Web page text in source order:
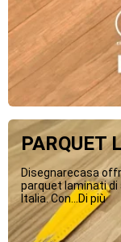
PARQUET
Disegnarecasa
parquet laminati
Italia. Con...Di più